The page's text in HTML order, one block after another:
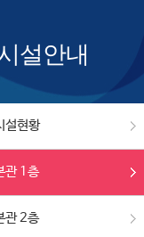
설안내
설현황
관 1층
관 2층